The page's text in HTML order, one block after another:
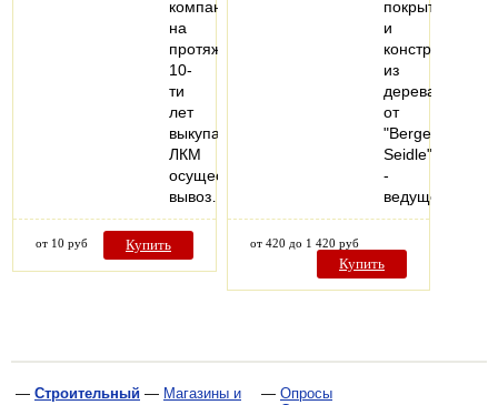
компании
на
протяжении
10-
ти
лет
выкупают
ЛКМ
осуществляя
вывоз…
от 10 руб Купить
покрытий
и
конструкций
из
дерева
от
"Berger-
Seidle"
-
ведущего…
от 420 до 1 420 руб
Купить
— Строительный — Магазины и
— Опросы